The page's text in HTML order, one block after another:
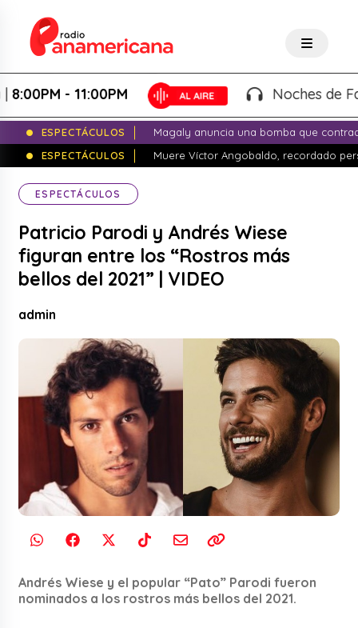
- 11:00PM Noches de
ESPECTÁCULOS
Magaly anuncia una bomba que
ESPECTÁCULOS
Muere Víctor Angobaldo, recordado
ESPECTÁCULOS
Patricio Parodi y Andrés Wiese
figuran entre los “Rostros más
bellos del 2021” | VIDEO
admin
Andrés Wiese y el popular “Pato” Parodi fueron
nominados a los rostros más bellos del 2021.